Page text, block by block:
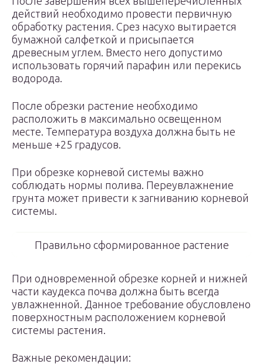
действий необходимо провести первичную
обработку растения. Срез насухо вытирается
бумажной салфеткой и присыпается
древесным углем. Вместо него допустимо
использовать горячий парафин или перекись
водорода.
После обрезки растение необходимо
расположить в максимально освещенном
месте. Температура воздуха должна быть не
меньше +25 градусов.
При обрезке корневой системы важно
соблюдать нормы полива. Переувлажнение
грунта может привести к загниванию корневой
системы.
Правильно сформированное растение
При одновременной обрезке корней и нижней
части каудекса почва должна быть всегда
увлажненной. Данное требование обусловлено
поверхностным расположением корневой
системы растения.
Важные рекомендации: